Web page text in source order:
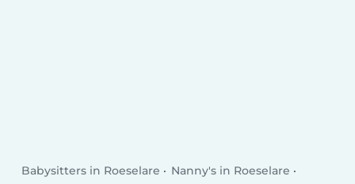
Babysitters in Roeselare
Nanny's in Roeselare